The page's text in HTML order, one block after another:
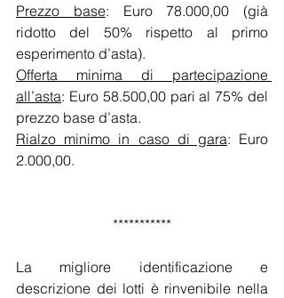
Prezzo base: Euro 78.000,00 (già
ridotto del 50% rispetto al primo
esperimento d’asta).
Offerta minima di partecipazione
all’asta: Euro 58.500,00 pari al 75% del
prezzo base d’asta.
Rialzo minimo in caso di gara: Euro
2.000,00.
***********
La migliore identificazione e
descrizione dei lotti è rinvenibile nella